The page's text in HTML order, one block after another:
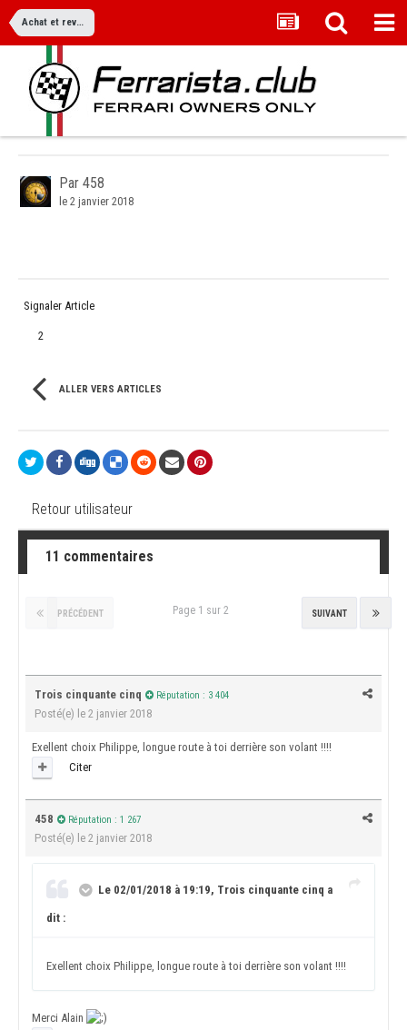
Achat et revente
Par 458
le 2 janvier 2018
Signaler Article
2
ALLER VERS ARTICLES
Retour utilisateur
11 commentaires
PRÉCÉDENT SUIVANT
Page 1 sur 2
Trois cinquante cinq Réputation : 3 404
Posté(e) le 2 janvier 2018
Exellent choix Philippe, longue route à toi derrière son volant !!!!
Citer
458 Réputation : 1 267
Posté(e) le 2 janvier 2018
Le 02/01/2018 à 19:19, Trois cinquante cinq a
dit :
Exellent choix Philippe, longue route à toi derrière son volant !!!!
Merci Alain